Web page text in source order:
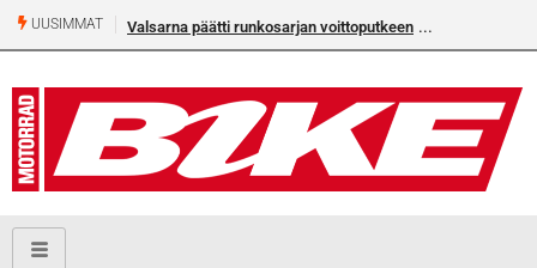
UUSIMMAT Valsarna päätti runkosarjan voittoputkeen